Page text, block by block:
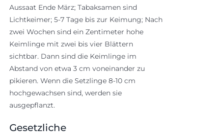
Aussaat Ende März; Tabaksamen sind
Lichtkeimer; 5-7 Tage bis zur Keimung; Nach
zwei Wochen sind ein Zentimeter hohe
Keimlinge mit zwei bis vier Blättern
sichtbar. Dann sind die Keimlinge im
Abstand von etwa 3 cm voneinander zu
pikieren. Wenn die Setzlinge 8-10 cm
hochgewachsen sind, werden sie
ausgepflanzt.
Gesetzliche